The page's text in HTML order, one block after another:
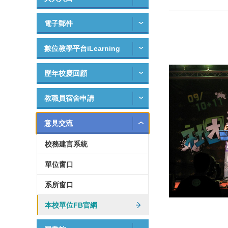
電子郵件
數位教學平台iLearning
歷年校慶回顧
教職員宿舍申請
意見交流
校務建言系統
單位窗口
系所窗口
本校單位FB官網